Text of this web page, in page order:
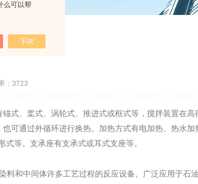
么可以帮
：3723
式、桨式、涡轮式、推进式或框式等，搅拌装置在高
可通过外循环进行换热。加热方式有电加热、热水加
等。支承座有支承式或耳式支座等。
和中间体许多工艺过程的反应设备。广泛应用于石